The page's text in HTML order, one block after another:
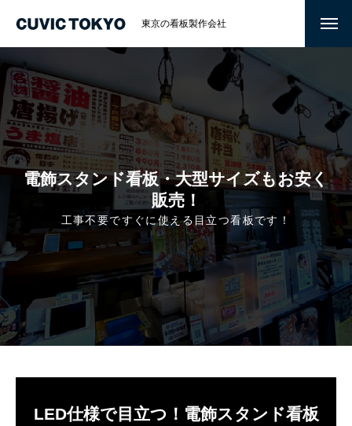
東京の看板製作会社
電飾スタンド看板・大型サイズもお安く
販売！
工事不要ですぐに使える目立つ看板です！
LED仕様で目立つ！電飾スタンド看板